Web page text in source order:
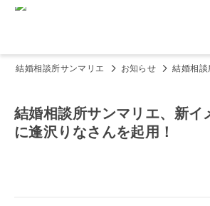
結婚相談所サンマリエ お知らせ 結婚相
結婚相談所サンマリエ、新イ
に逢沢りなさんを起用！